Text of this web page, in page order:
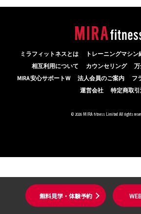
無料見学・体験予約
ミラフィットネスとは トレーニングマシン
相互利用について
カウンセリング
万
MIRA 安心サポートW
法人会員のご案内
フ
運営会社
特定商取引
© 2026 MIRA fitness Limited All rights